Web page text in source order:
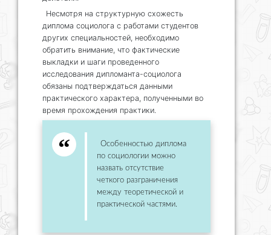
Несмотря на структурную схожесть
диплома социолога с работами студентов
других специальностей, необходимо
обратить внимание, что фактические
выкладки и шаги проведенного
исследования дипломанта-социолога
обязаны подтверждаться данными
практического характера, полученными во
время прохождения практики.
Особенностью диплома
по социологии можно
назвать отсутствие
четкого разграничения
между теоретической и
практической частями.